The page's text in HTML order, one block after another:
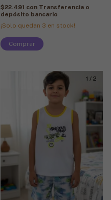
$22.491 con Transferencia o
depósito bancario
¡Solo quedan 3 en stock!
Comprar
1 / 2